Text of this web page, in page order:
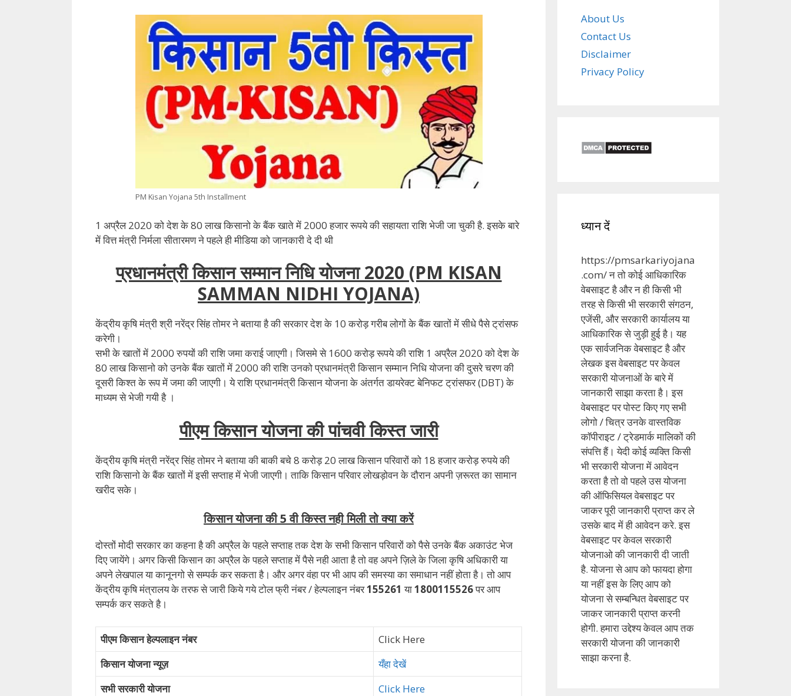
PM Kisan Yojana 5th Installment
1 अप्रैल 2020 को देश के 80 लाख किसानो के बैंक खाते में 2000 हजार रूपये की सहायता राशि भेजी जा चुकी है. इसके बारे
में वित्त मंत्री निर्मला सीतारमण ने पहले ही मीडिया को जानकारी दे दी थी
प्रधानमंत्री किसान सम्मान निधि योजना 2020 (PM KISAN
SAMMAN NIDHI YOJANA)
केंद्रीय कृषि मंत्री श्री नरेंद्र सिंह तोमर ने बताया है की सरकार देश के 10 करोड़ गरीब लोगों के बैंक खातों में सीधे पैसे ट्रांसफ
करेगी।
सभी के खातों में 2000 रुपयों की राशि जमा कराई जाएगी। जिसमे से 1600 करोड़ रूपये की राशि 1 अप्रैल 2020 को देश के
80 लाख किसानो को उनके बैंक खातों में 2000 की राशि उनको प्रधानमंत्री किसान सम्मान निधि योजना की दुसरे चरण की
दूसरी किश्त के रूप में जमा की जाएगी। ये राशि प्रधानमंत्री किसान योजना के अंतर्गत डायरेक्ट बेनिफट ट्रांसफर (DBT) के
माध्यम से भेजी गयी है ।
पीएम किसान योजना की पांचवी किस्त जारी
केंद्रीय कृषि मंत्री नरेंद्र सिंह तोमर ने बताया की बाकी बचे 8 करोड़ 20 लाख किसान परिवारों को 18 हजार करोड़ रुपये की
राशि किसानो के बैंक खातों में इसी सप्ताह में भेजी जाएगी। ताकि किसान परिवार लोखड़ोवन के दौरान अपनी ज़रूरत का सामान
खरीद सके।
किसान योजना की 5 वी किस्त नही मिली तो क्या करें
दोस्तों मोदी सरकार का कहना है की अप्रैल के पहले सप्ताह तक देश के सभी किसान परिवारों को पैसे उनके बैंक अकाउंट भेज
दिए जायेंगे। अगर किसी किसान का अप्रैल के पहले सप्ताह में पैसे नही आता है तो वह अपने ज़िले के जिला कृषि अधिकारी या
अपने लेखपाल या कानूनगो से सम्पर्क कर सकता है। और अगर वंहा पर भी आप की समस्या का समाधान नहीं होता है। तो आप
केंद्रीय कृषि मंत्रालय के तरफ से जारी किये गये टोल फ्री नंबर / हेल्पलाइन नंबर155261 या1800115526पर आप
सम्पर्क कर सकते है।
पीएम किसान हेल्पलाइन नंबर
Click Here
किसान योजना न्यूज़
यँहा देखें
सभी सरकारी योजना
Click Here
About Us
Contact Us
Disclaimer
Privacy Policy
ध्यान दें
https://pmsarkariyojana
.com/ न तो कोई आधिकारिक
वेबसाइट है और न ही किसी भी
तरह से किसी भी सरकारी संगठन,
एजेंसी, और सरकारी कार्यालय या
आधिकारिक से जुड़ी हुई है। यह
एक सार्वजनिक वेबसाइट है और
लेखक इस वेबसाइट पर केवल
सरकारी योजनाओं के बारे में
जानकारी साझा करता है। इस
वेबसाइट पर पोस्ट किए गए सभी
लोगो / चित्र उनके वास्तविक
कॉपीराइट / ट्रेडमार्क मालिकों की
संपत्ति हैं। येदी कोई व्यक्ति किसी
भी सरकारी योजना में आवेदन
करता है तो वो पहले उस योजना
की ऑफिसियल वेबसाइट पर
जाकर पूरी जानकारी प्राप्त कर ले
उसके बाद में ही आवेदन करे. इस
वेबसाइट पर केवल सरकारी
योजनाओ की जानकारी दी जाती
है. योजना से आप को फायदा होगा
या नहीं इस के लिए आप को
योजना से सम्बन्धित वेबसाइट पर
जाकर जानकारी प्राप्त करनी
होगी. हमारा उद्देश्य केवल आप तक
सरकारी योजना की जानकारी
साझा करना है.